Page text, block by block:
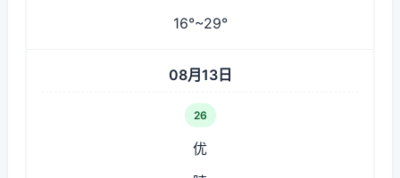
16°~29°
08月13日
26
优